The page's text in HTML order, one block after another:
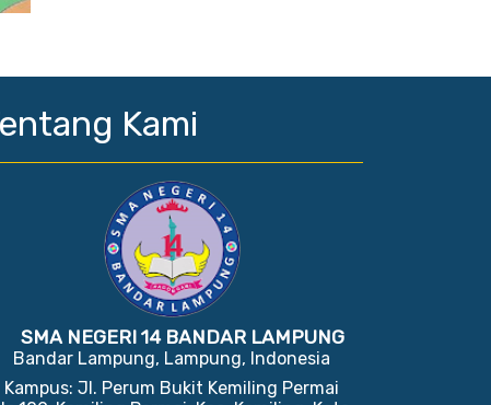
Kami
SMA NEGERI 14 BANDAR LAMPUNG
Bandar Lampung, Lampung, Indonesia
Kampus: Jl. Perum Bukit Kemiling Permai